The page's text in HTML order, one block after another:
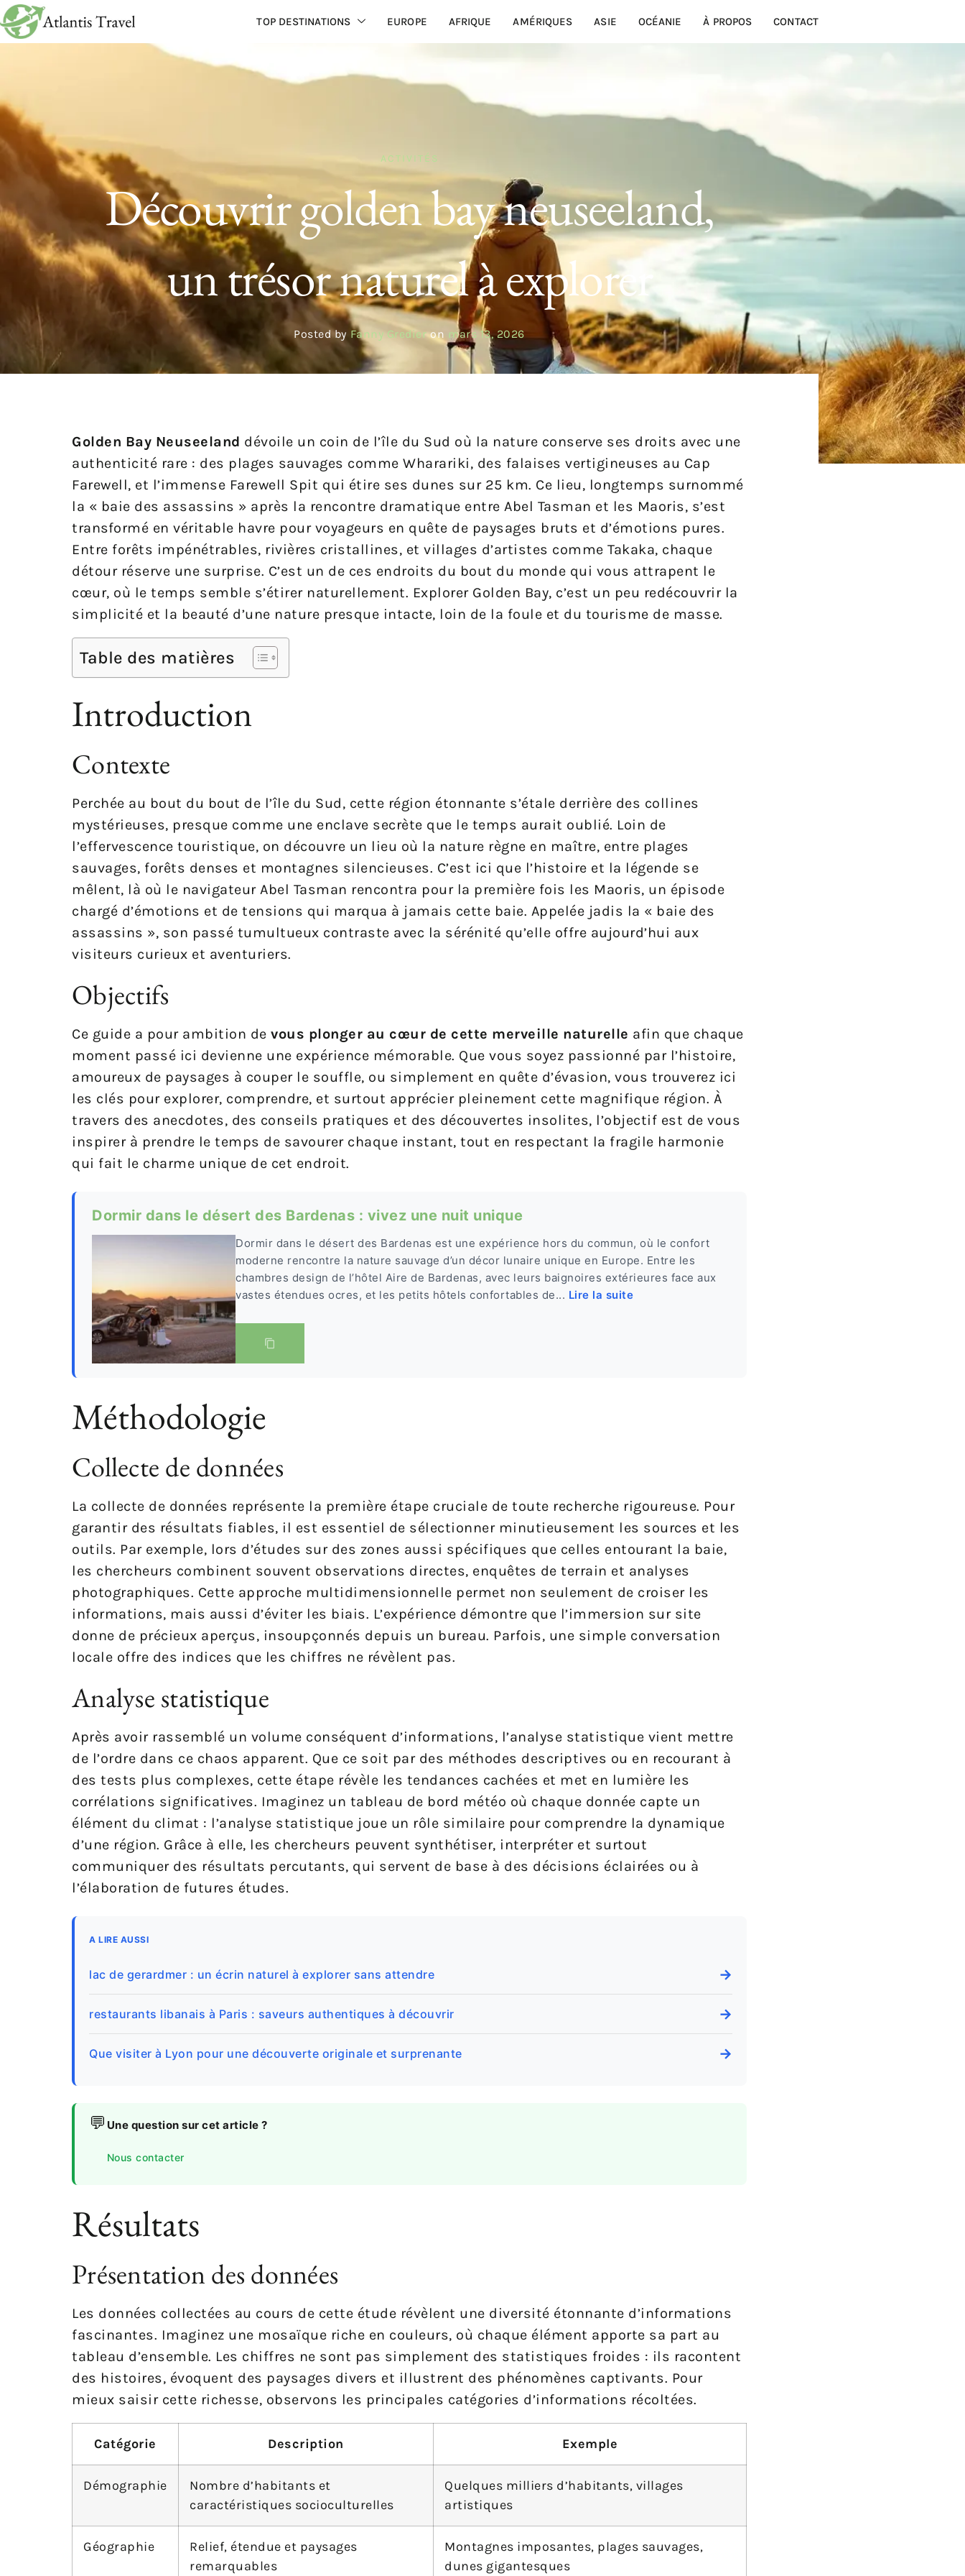
TOP DESTINATIONS EUROPE AFRIQUE AMÉRIQUES ASIE OCÉANIE À PROPOS CONTACT
ACTIVITÉS
Découvrir golden bay neuseeland,
un trésor naturel à explorer
Posted by Fanny Gredier on mars 13, 2026
Golden Bay Neuseeland dévoile un coin de l’île du Sud où la nature conserve ses droits avec une
authenticité rare : des plages sauvages comme Wharariki, des falaises vertigineuses au Cap
Farewell, et l’immense Farewell Spit qui étire ses dunes sur 25 km. Ce lieu, longtemps surnommé
la « baie des assassins » après la rencontre dramatique entre Abel Tasman et les Maoris, s’est
transformé en véritable havre pour voyageurs en quête de paysages bruts et d’émotions pures.
Entre forêts impénétrables, rivières cristallines, et villages d’artistes comme Takaka, chaque
détour réserve une surprise. C’est un de ces endroits du bout du monde qui vous attrapent le
cœur, où le temps semble s’étirer naturellement. Explorer Golden Bay, c’est un peu redécouvrir la
simplicité et la beauté d’une nature presque intacte, loin de la foule et du tourisme de masse.
Table des matières
Introduction
Contexte
Perchée au bout du bout de l’île du Sud, cette région étonnante s’étale derrière des collines
mystérieuses, presque comme une enclave secrète que le temps aurait oublié. Loin de
l’effervescence touristique, on découvre un lieu où la nature règne en maître, entre plages
sauvages, forêts denses et montagnes silencieuses. C’est ici que l’histoire et la légende se
mêlent, là où le navigateur Abel Tasman rencontra pour la première fois les Maoris, un épisode
chargé d’émotions et de tensions qui marqua à jamais cette baie. Appelée jadis la « baie des
assassins », son passé tumultueux contraste avec la sérénité qu’elle offre aujourd’hui aux
visiteurs curieux et aventuriers.
Objectifs
Ce guide a pour ambition de vous plonger au cœur de cette merveille naturelle afin que chaque
moment passé ici devienne une expérience mémorable. Que vous soyez passionné par l’histoire,
amoureux de paysages à couper le souffle, ou simplement en quête d’évasion, vous trouverez ici
les clés pour explorer, comprendre, et surtout apprécier pleinement cette magnifique région. À
travers des anecdotes, des conseils pratiques et des découvertes insolites, l’objectif est de vous
inspirer à prendre le temps de savourer chaque instant, tout en respectant la fragile harmonie
qui fait le charme unique de cet endroit.
Dormir dans le désert des Bardenas : vivez une nuit unique
Dormir dans le désert des Bardenas est une expérience hors du commun, où le confort
moderne rencontre la nature sauvage d’un décor lunaire unique en Europe. Entre les
chambres design de l’hôtel Aire de Bardenas, avec leurs baignoires extérieures face aux
vastes étendues ocres, et les petits hôtels confortables de... Lire la suite
Méthodologie
Collecte de données
La collecte de données représente la première étape cruciale de toute recherche rigoureuse. Pour
garantir des résultats fiables, il est essentiel de sélectionner minutieusement les sources et les
outils. Par exemple, lors d’études sur des zones aussi spécifiques que celles entourant la baie,
les chercheurs combinent souvent observations directes, enquêtes de terrain et analyses
photographiques. Cette approche multidimensionnelle permet non seulement de croiser les
informations, mais aussi d’éviter les biais. L’expérience démontre que l’immersion sur site
donne de précieux aperçus, insoupçonnés depuis un bureau. Parfois, une simple conversation
locale offre des indices que les chiffres ne révèlent pas.
Analyse statistique
Après avoir rassemblé un volume conséquent d’informations, l’analyse statistique vient mettre
de l’ordre dans ce chaos apparent. Que ce soit par des méthodes descriptives ou en recourant à
des tests plus complexes, cette étape révèle les tendances cachées et met en lumière les
corrélations significatives. Imaginez un tableau de bord météo où chaque donnée capte un
élément du climat : l’analyse statistique joue un rôle similaire pour comprendre la dynamique
d’une région. Grâce à elle, les chercheurs peuvent synthétiser, interpréter et surtout
communiquer des résultats percutants, qui servent de base à des décisions éclairées ou à
l’élaboration de futures études.
A LIRE AUSSI
lac de gerardmer : un écrin naturel à explorer sans attendre →
restaurants libanais à Paris : saveurs authentiques à découvrir →
Que visiter à Lyon pour une découverte originale et surprenante →
💬 Une question sur cet article ?
Nous contacter
Résultats
Présentation des données
Les données collectées au cours de cette étude révèlent une diversité étonnante d’informations
fascinantes. Imaginez une mosaïque riche en couleurs, où chaque élément apporte sa part au
tableau d’ensemble. Les chiffres ne sont pas simplement des statistiques froides : ils racontent
des histoires, évoquent des paysages divers et illustrent des phénomènes captivants. Pour
mieux saisir cette richesse, observons les principales catégories d’informations récoltées.
Catégorie Description Exemple
Démographie
Nombre d’habitants et
caractéristiques socioculturelles
Quelques milliers d’habitants, villages
artistiques
Géographie
Relief, étendue et paysages
remarquables
Montagnes imposantes, plages sauvages,
dunes gigantesques